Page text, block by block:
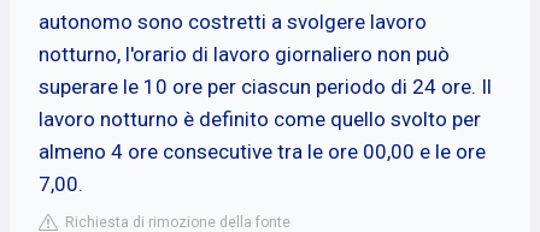
autonomo sono costretti a svolgere lavoro
notturno, l'orario di lavoro giornaliero non può
superare le 10 ore per ciascun periodo di 24 ore. Il
lavoro notturno è definito come quello svolto per
almeno 4 ore consecutive tra le ore 00,00 e le ore
7,00.
Richiesta di rimozione della fonte